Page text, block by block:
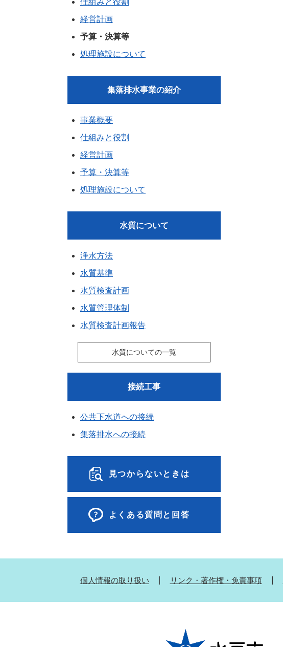
仕組みと役割
経営計画
予算・決算等
処理施設について
集落排水事業の紹介
事業概要
仕組みと役割
経営計画
予算・決算等
処理施設について
水質について
浄水方法
水質基準
水質検査計画
水質管理体制
水質検査計画報告
水質についての一覧
接続工事
公共下水道への接続
集落排水への接続
見つからないときは
よくある質問と回答
個人情報の取り扱い リンク・著作権・免責事項